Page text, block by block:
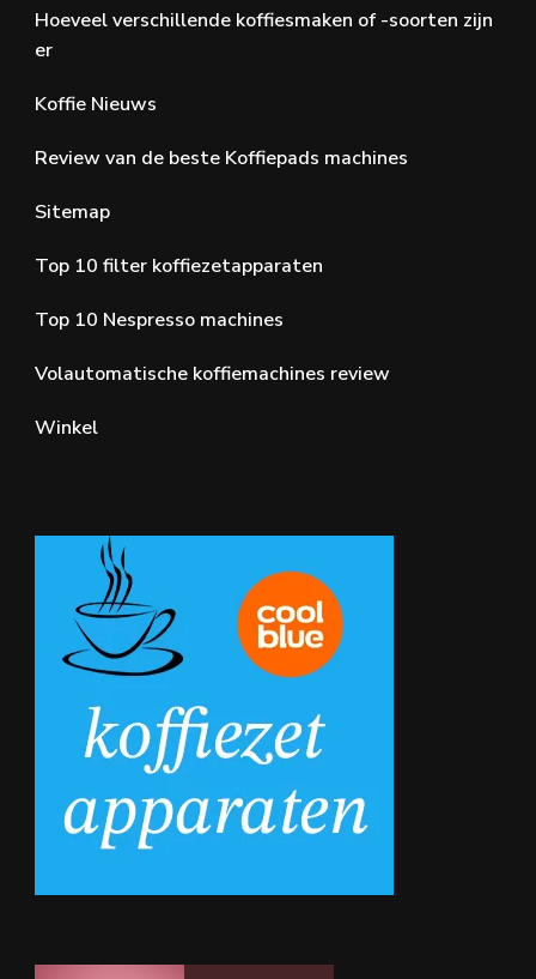
Hoeveel verschillende koffiesmaken of -soorten zijn
er
Koffie Nieuws
Review van de beste Koffiepads machines
Sitemap
Top 10 filter koffiezetapparaten
Top 10 Nespresso machines
Volautomatische koffiemachines review
Winkel